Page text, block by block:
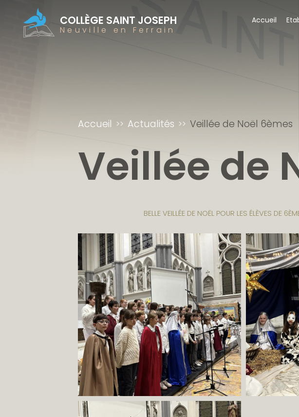
COLLÈGE SAINT JOSEPH
Neuville en Ferrain
Accueil
Accueil Actualités Veillée de Noël 6èmes
Veillée de
BELLE VEILLÉE DE NOËL POUR LES ÉLÈVES DE